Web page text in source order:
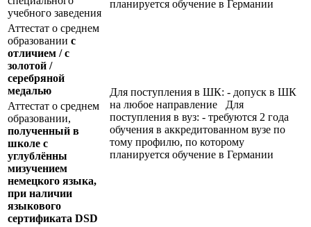
планируется обучение в Германии
учебного заведения
Аттестат о среднем
образовании с
отличием / с
золотой /
серебряной
медалью
Для поступления в ШК: - допуск в ШК
на любое направление Для
поступления в вуз: - требуются 2 года
обучения в аккредитованном вузе по
тому профилю, по которому
планируется обучение в Германии
Аттестат о среднем
образовании,
полученный в
школе с
углублённы
мизучением
немецкого языка,
при наличии
языкового
сертификата DSD